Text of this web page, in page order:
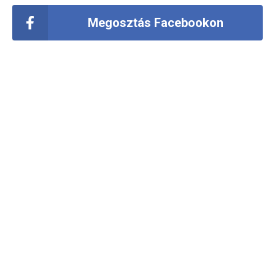
Megosztás Facebookon